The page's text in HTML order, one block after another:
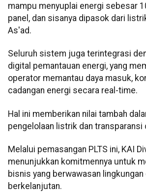
mampu menyuplai energi sebesar
panel, dan sisanya dipasok dari
As'ad.
Seluruh sistem juga terintegrasi
digital pemantauan energi, yang
operator memantau daya masuk,
cadangan energi secara real-time.
Hal ini memberikan nilai tambah
pengelolaan listrik dan transparansi
Melalui pemasangan PLTS ini, KAI
menunjukkan komitmennya untuk
bisnis yang berwawasan lingkungan
berkelanjutan.